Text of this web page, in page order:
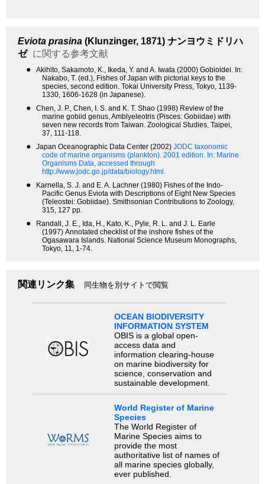
Eviota prasina (Klunzinger, 1871) ナンヨウミドリハ
ゼ に関する参考文献
●
Akihito, Sakamoto, K., Ikeda, Y. and A. Iwata (2000) Gobioidei. In:
Nakabo, T. (ed.), Fishes of Japan with pictorial keys to the
species, second edition. Tokai University Press, Tokyo, 1139-
1330, 1606-1628 (in Japanese).
●
Chen, J. P., Chen, I. S. and K. T. Shao (1998) Review of the
marine gobiid genus, Amblyeleotris (Pisces: Gobiidae) with
seven new records from Taiwan. Zoological Studies, Taipei,
37, 111-118.
● Japan Oceanographic Data Center (2002) JODC taxonomic
code of marine organisms (plankton). 2001 edition. In: Marine
Organisms Data, accessed through
http://www.jodc.go.jp/data/biology.html.
●
Karnella, S. J. and E. A. Lachner (1980) Fishes of the Indo-
Pacific Genus Eviota with Descriptions of Eight New Species
(Teleostei: Gobiidae). Smithsonian Contributions to Zoology,
315, 127 pp.
●
Randall, J. E., Ida, H., Kato, K., Pyle, R. L. and J. L. Earle
(1997) Annotated checklist of the inshore fishes of the
Ogasawara Islands. National Science Museum Monographs,
Tokyo, 11, 1-74.
関連リンク集 同生物を別サイトで閲覧
OCEAN BIODIVERSITY
INFORMATION SYSTEM
OBIS is a global open-
access data and
information clearing-house
on marine biodiversity for
science, conservation and
sustainable development.
World Register of Marine
Species
The World Register of
Marine Species aims to
provide the most
authoritative list of names of
all marine species globally,
ever published.